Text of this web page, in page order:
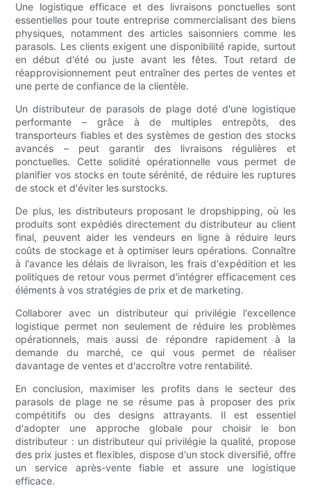
Une logistique efficace et des livraisons ponctuelles sont
essentielles pour toute entreprise commercialisant des biens
physiques, notamment des articles saisonniers comme les
parasols. Les clients exigent une disponibilité rapide, surtout
en début d'été ou juste avant les fêtes. Tout retard de
réapprovisionnement peut entraîner des pertes de ventes et
une perte de confiance de la clientèle.
Un distributeur de parasols de plage doté d'une logistique
performante – grâce à de multiples entrepôts, des
transporteurs fiables et des systèmes de gestion des stocks
avancés – peut garantir des livraisons régulières et
ponctuelles. Cette solidité opérationnelle vous permet de
planifier vos stocks en toute sérénité, de réduire les ruptures
de stock et d'éviter les surstocks.
De plus, les distributeurs proposant le dropshipping, où les
produits sont expédiés directement du distributeur au client
final, peuvent aider les vendeurs en ligne à réduire leurs
coûts de stockage et à optimiser leurs opérations. Connaître
à l'avance les délais de livraison, les frais d'expédition et les
politiques de retour vous permet d'intégrer efficacement ces
éléments à vos stratégies de prix et de marketing.
Collaborer avec un distributeur qui privilégie l'excellence
logistique permet non seulement de réduire les problèmes
opérationnels, mais aussi de répondre rapidement à la
demande du marché, ce qui vous permet de réaliser
davantage de ventes et d'accroître votre rentabilité.
En conclusion, maximiser les profits dans le secteur des
parasols de plage ne se résume pas à proposer des prix
compétitifs ou des designs attrayants. Il est essentiel
d'adopter une approche globale pour choisir le bon
distributeur : un distributeur qui privilégie la qualité, propose
des prix justes et flexibles, dispose d'un stock diversifié, offre
un service après-vente fiable et assure une logistique
efficace.